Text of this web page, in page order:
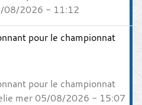
08/2026 - 11:12
pour le championnat
pour le championnat
mer 05/08/2026 - 15:07